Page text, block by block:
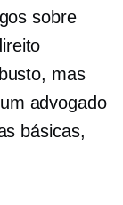
sobre
mas
advogado
básicas,